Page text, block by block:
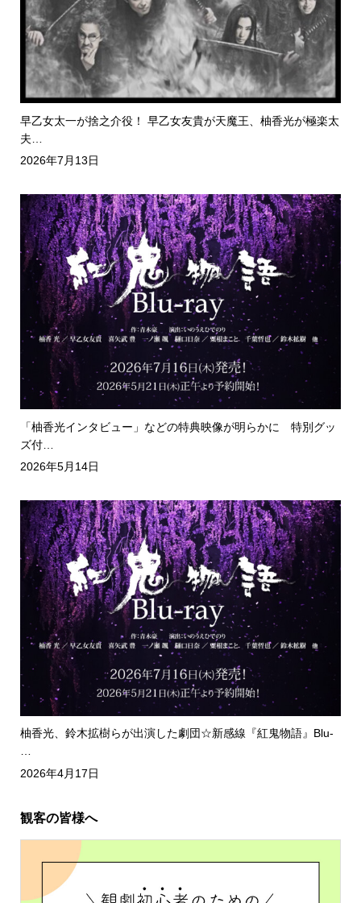
早乙女太一が捨之介役！ 早乙女友貴が天魔王、柚香光が極楽太
夫…
2026年7月13日
「柚香光インタビュー」などの特典映像が明らかに 特別グッ
ズ付…
2026年5月14日
柚香光、鈴木拡樹らが出演した劇団☆新感線『紅鬼物語』Blu-
2026年4月17日
観客の皆様へ